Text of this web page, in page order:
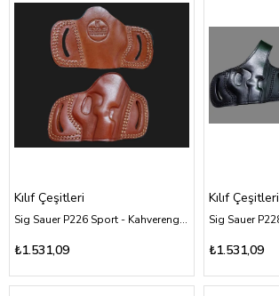
Kılıf Çeşitleri
Sig Sauer P226 Sport - Kahverengi Deri Kılıf Çeşitleri
₺1.531,09
Kılıf Çeşitleri
₺1.531,09